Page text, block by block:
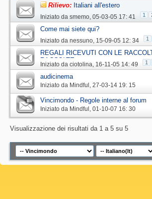
Rilievo: Italiani all'estero
Iniziato da smemo‎, 05-03-05 17: 41 1
Come mai siete qui?
Iniziato da nessuno‎, 15-09-05 12: 34 1
REGALI RICEVUTI CON LE
RACCOLTE
Iniziato da ciotolina‎, 16-11-05 14: 49 1
audicinema
Iniziato da Mindful ‎, 27-03-14 19: 15
Vincimondo - Regole interne al forum
Iniziato da Mindful ‎, 01-10-07 16: 30
Visualizzazione dei risultati da 1 a 5 su 5